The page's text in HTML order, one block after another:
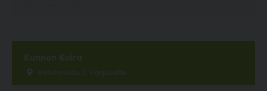
Kunnon Koira
Ratalankatu 3, Harjavalta